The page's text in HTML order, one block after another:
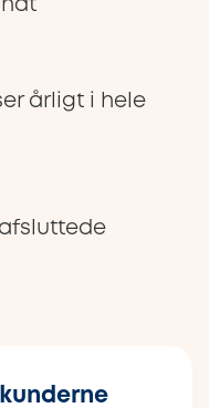
årligt i hele